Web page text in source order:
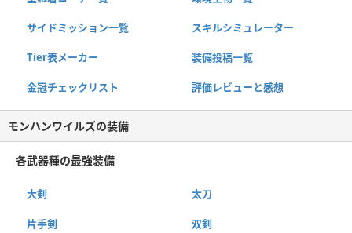
サイドミッション一覧 スキルシミュレーター
Tier表メーカー 装備投稿一覧
金冠チェックリスト 評価レビューと感想
モンハンワイルズの装備
各武器種の最強装備
大剣 太刀
片手剣 双剣